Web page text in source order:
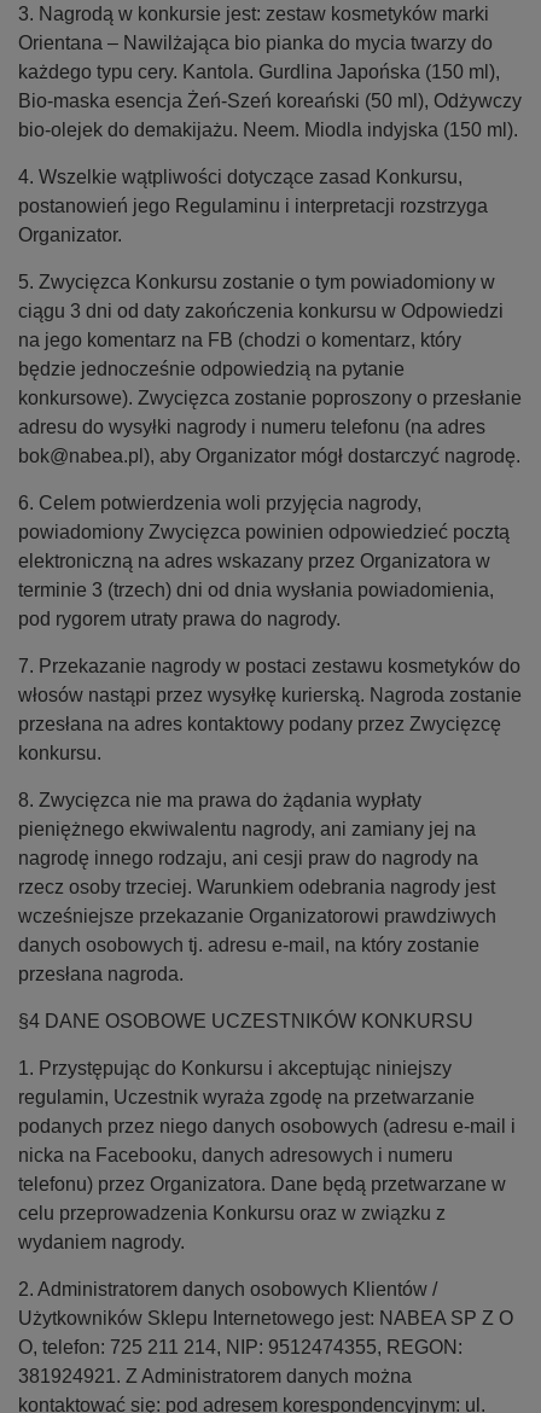
3. Nagrodą w konkursie jest: zestaw kosmetyków marki
Orientana – Nawilżająca bio pianka do mycia twarzy do
każdego typu cery. Kantola. Gurdlina Japońska (150 ml),
Bio-maska esencja Żeń-Szeń koreański (50 ml), Odżywczy
bio-olejek do demakijażu. Neem. Miodla indyjska (150 ml).
4. Wszelkie wątpliwości dotyczące zasad Konkursu,
postanowień jego Regulaminu i interpretacji rozstrzyga
Organizator.
5. Zwycięzca Konkursu zostanie o tym powiadomiony w
ciągu 3 dni od daty zakończenia konkursu w Odpowiedzi
na jego komentarz na FB (chodzi o komentarz, który
będzie jednocześnie odpowiedzią na pytanie
konkursowe). Zwycięzca zostanie poproszony o przesłanie
adresu do wysyłki nagrody i numeru telefonu (na adres
bok@nabea.pl), aby Organizator mógł dostarczyć nagrodę.
6. Celem potwierdzenia woli przyjęcia nagrody,
powiadomiony Zwycięzca powinien odpowiedzieć pocztą
elektroniczną na adres wskazany przez Organizatora w
terminie 3 (trzech) dni od dnia wysłania powiadomienia,
pod rygorem utraty prawa do nagrody.
7. Przekazanie nagrody w postaci zestawu kosmetyków do
włosów nastąpi przez wysyłkę kurierską. Nagroda zostanie
przesłana na adres kontaktowy podany przez Zwycięzcę
konkursu.
8. Zwycięzca nie ma prawa do żądania wypłaty
pieniężnego ekwiwalentu nagrody, ani zamiany jej na
nagrodę innego rodzaju, ani cesji praw do nagrody na
rzecz osoby trzeciej. Warunkiem odebrania nagrody jest
wcześniejsze przekazanie Organizatorowi prawdziwych
danych osobowych tj. adresu e-mail, na który zostanie
przesłana nagroda.
§4 DANE OSOBOWE UCZESTNIKÓW KONKURSU
1. Przystępując do Konkursu i akceptując niniejszy
regulamin, Uczestnik wyraża zgodę na przetwarzanie
podanych przez niego danych osobowych (adresu e-mail i
nicka na Facebooku, danych adresowych i numeru
telefonu) przez Organizatora. Dane będą przetwarzane w
celu przeprowadzenia Konkursu oraz w związku z
wydaniem nagrody.
2. Administratorem danych osobowych Klientów /
Użytkowników Sklepu Internetowego jest: NABEA SP Z O
O, telefon: 725 211 214, NIP: 9512474355, REGON:
381924921. Z Administratorem danych można
kontaktować się: pod adresem korespondencyjnym: ul.